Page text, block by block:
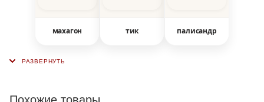
махагон тик палисандр